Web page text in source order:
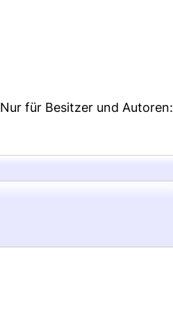
Nur für Besitzer und Autoren: